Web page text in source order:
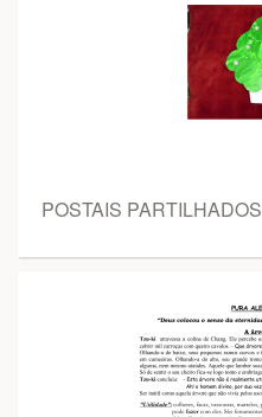
POSTAIS PARTILHADOS